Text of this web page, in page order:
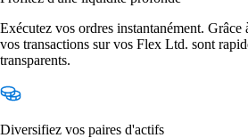
Exécutez vos ordres instantanément.
vos transactions sur vos Flex Ltd. sont
transparents.
Diversifiez vos paires d'actifs